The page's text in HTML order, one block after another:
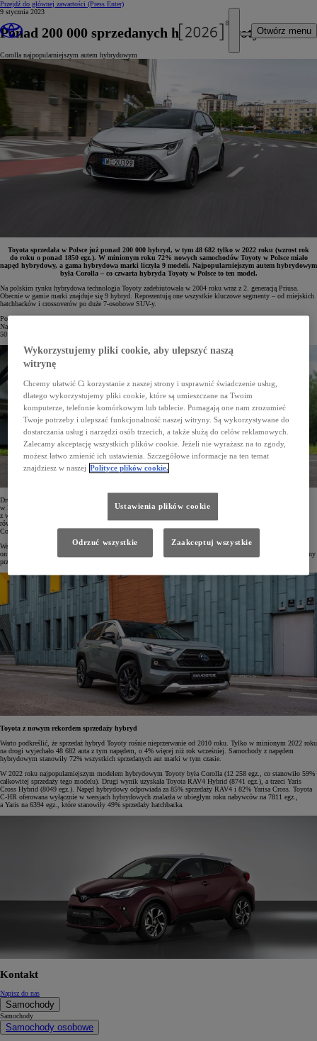
Przejdź do głównej zawartości (Press Enter)
Otwórz menu
9 stycznia 2023
Ponad 200 000 sprzedanych hybryd Toyoty w Polsce
Corolla najpopularniejszym autem hybrydowym
Toyota sprzedała w Polsce już ponad 200 000 hybryd, w tym 48 682 tylko w 2022 roku (wzrost rok
do roku o ponad 1850 egz.). W minionym roku 72% nowych samochodów Toyoty w Polsce miało
napęd hybrydowy, a gama hybrydowa marki liczyła 9 modeli. Najpopularniejszym autem hybrydowym
była Corolla – co czwarta hybryda Toyoty w Polsce to ten model.
Na polskim rynku hybrydowa technologia Toyoty zadebiutowała w 2004 roku wraz z 2. generacją Priusa.
Obecnie w gamie marki znajduje się 9 hybryd. Reprezentują one wszystkie kluczowe segmenty – od miejskich
hatchbacków i crossoverów po duże 7-osobowe SUV-y.
Pod koniec grudnia 2022 roku całkowita liczba sprzedanych hybryd Toyoty sięgnęła 200 397 egz.
Najpopularniejszym samochodem z napędem hybrydowym była Corolla – od 2019 roku sprzedano łącznie
50 445 egz. tego modelu. Co czwarta hybrydowa Toyota w Polsce była Corollą.
Drugą najchętniej wybieraną hybrydą była Toyota RAV4. Auto dostępne od 2016 roku trafiło do klientów
w liczbie 39 337 egz. Na trzecim miejscu uplasowała się oferowana od 2016 roku Toyota C-HR Hybrid
z wynikiem 38 526 aut. Czwarte miejsce zajął Yaris Hybrid (26 954 egz.). Dużą popularnością cieszą się
również takie modele, jak Camry (10 852 egz.), Yaris Cross (9463 egz.) i Highlander (3284 egz.). Nowa
Corolla Cross, która zadebiutowała jesienią ubiegłego roku, zanotowała sprzedaż 1321 hybryd.
Warto tu wspomnieć również o kompaktowym Aurisie Hybrid. W ciągu 10 lat obecności na rynku trafił
on do kierowców w liczbie 18 551 egz. Model ten zadebiutował w 2010 roku, a w 2019 roku został zastąpiony
przez Corollę nowej generacji.
Toyota z nowym rekordem sprzedaży hybryd
Warto podkreślić, że sprzedaż hybryd Toyoty rośnie nieprzerwanie od 2010 roku. Tylko w minionym 2022 roku
na drogi wyjechało 48 682 auta z tym napędem, o 4% więcej niż rok wcześniej. Samochody z napędem
hybrydowym stanowiły 72% wszystkich sprzedanych aut marki w tym czasie.
W 2022 roku najpopularniejszym modelem hybrydowym Toyoty była Corolla (12 258 egz., co stanowiło 59%
całkowitej sprzedaży tego modelu). Drugi wynik uzyskała Toyota RAV4 Hybrid (8741 egz.), a trzeci Yaris
Cross Hybrid (8049 egz.). Napęd hybrydowy odpowiada za 85% sprzedaży RAV4 i 82% Yarisa Cross. Toyota
C-HR oferowana wyłącznie w wersjach hybrydowych znalazła w ubiegłym roku nabywców na 7811 egz.,
a Yaris na 6394 egz., które stanowiły 49% sprzedaży hatchbacka.
Kontakt
Napisz do nas
Samochody
Samochody
Samochody osobowe
Wykorzystujemy pliki cookie, aby ulepszyć naszą
witrynę
Chcemy ułatwić Ci korzystanie z naszej strony i usprawnić świadczenie usług,
dlatego wykorzystujemy pliki cookie, które są umieszczane na Twoim
komputerze, telefonie komórkowym lub tablecie. Pomagają one nam zrozumieć
Twoje potrzeby i ulepszać funkcjonalność naszej witryny. Są wykorzystywane do
dostarczania usług i narzędzi osób trzecich, a także służą do celów reklamowych.
Zalecamy akceptację wszystkich plików cookie. Jeżeli nie wyrażasz na to zgody,
możesz łatwo zmienić ich ustawienia. Szczegółowe informacje na ten temat
znajdziesz w naszej Polityce plików cookie.
Ustawienia plików cookie
Odrzuć wszystkie Zaakceptuj wszystkie